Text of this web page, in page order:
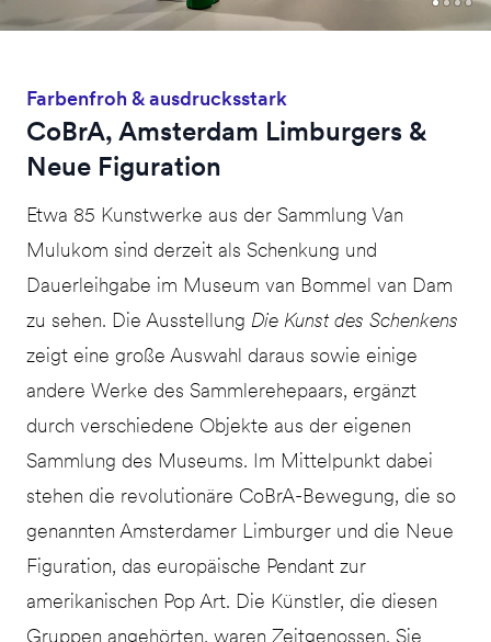
Farbenfroh & ausdrucksstark
CoBrA, Amsterdam Limburgers &
Neue Figuration
Etwa 85 Kunstwerke aus der Sammlung Van
Mulukom sind derzeit als Schenkung und
Dauerleihgabe im Museum van Bommel van Dam
zu sehen. Die Ausstellung Die Kunst des Schenkens
zeigt eine große Auswahl daraus sowie einige
andere Werke des Sammlerehepaars, ergänzt
durch verschiedene Objekte aus der eigenen
Sammlung des Museums. Im Mittelpunkt dabei
stehen die revolutionäre CoBrA-Bewegung, die so
genannten Amsterdamer Limburger und die Neue
Figuration, das europäische Pendant zur
amerikanischen Pop Art. Die Künstler, die diesen
Gruppen angehörten, waren Zeitgenossen. Sie